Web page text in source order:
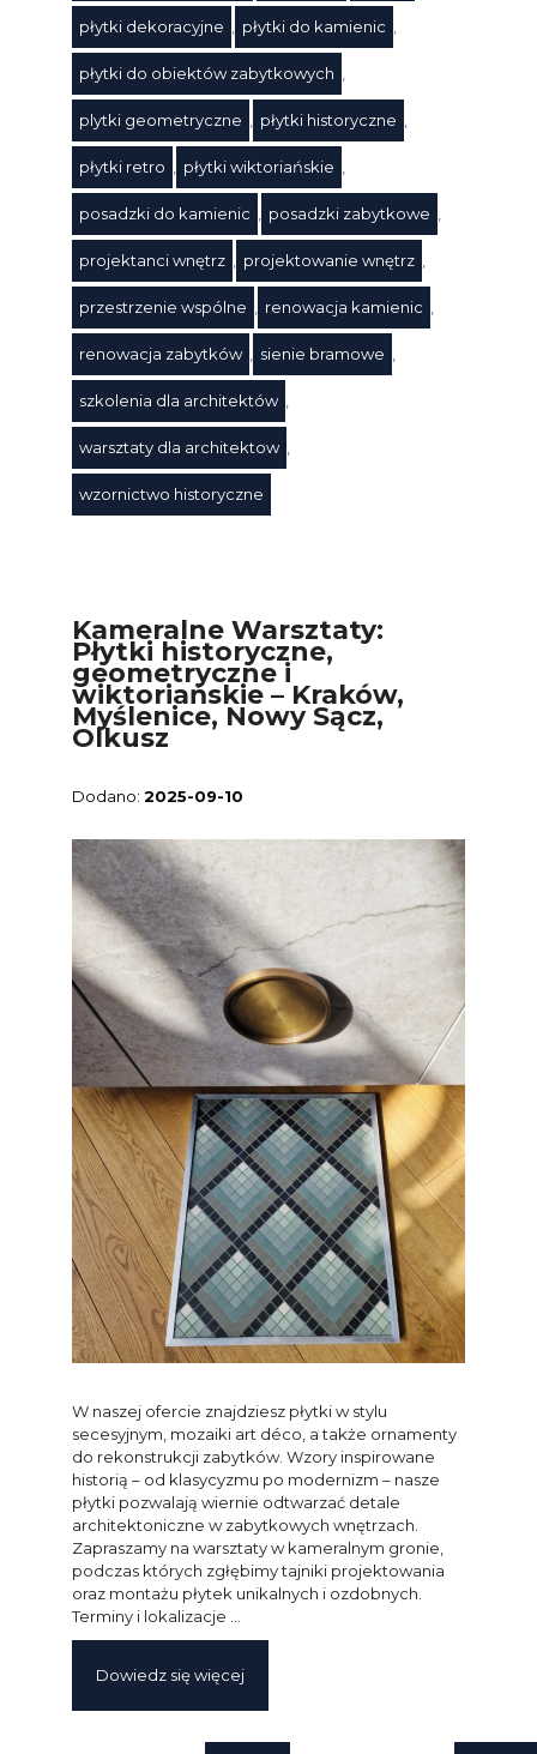
Tagi
płytki dekoracyjne płytki do kamienic
płytki do obiektów zabytkowych
plytki geometryczne płytki historyczne
płytki retro płytki wiktoriańskie
posadzki do kamienic posadzki zabytkowe
projektanci wnętrz projektowanie wnętrz
przestrzenie wspólne renowacja kamienic
renowacja zabytków sienie bramowe
szkolenia dla architektów
warsztaty dla architektow
wzornictwo historyczne
Kameralne Warsztaty:
Płytki historyczne,
geometryczne i
wiktoriańskie – Kraków,
Myślenice, Nowy Sącz,
Olkusz
2025-09-10
W naszej ofercie znajdziesz płytki w stylu
secesyjnym, mozaiki art déco, a także ornamenty
do rekonstrukcji zabytków. Wzory inspirowane
historią – od klasycyzmu po modernizm – nasze
płytki pozwalają wiernie odtwarzać detale
architektoniczne w zabytkowych wnętrzach.
Zapraszamy na warsztaty w kameralnym gronie,
podczas których zgłębimy tajniki projektowania
oraz montażu płytek unikalnych i ozdobnych.
Terminy i lokalizacje …
Dowiedz się więcej